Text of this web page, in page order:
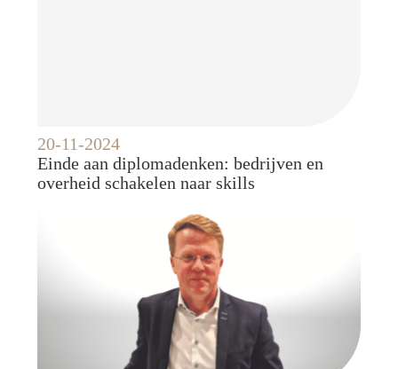
20-11-2024
Einde aan diplomadenken: bedrijven en
overheid schakelen naar skills